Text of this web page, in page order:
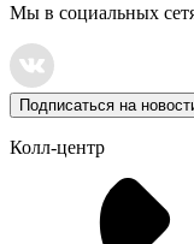
Мы в социальных
Подписаться на
Колл-центр